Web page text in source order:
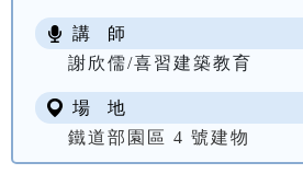
講 師
謝欣儒/喜習建築教育
場 地
鐵道部園區 4 號建物